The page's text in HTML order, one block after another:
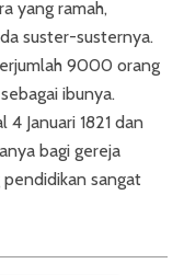
yang ramah,
suster-susternya.
9000 orang
ibunya.
Januari 1821 dan
bagi gereja
pendidikan sangat